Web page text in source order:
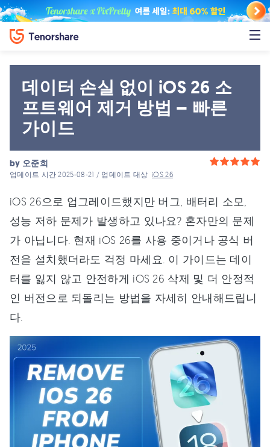
데이터 손실 없이 iOS 26 소
프트웨어 제거 방법 – 빠른
가이드
by 오준희
업데이트 시간 2025-08-21 / 업데이트 대상iOS 26
iOS 26으로 업그레이드했지만 버그, 배터리 소모,
성능 저하 문제가 발생하고 있나요? 혼자만의 문제
가 아닙니다. 현재 iOS 26를 사용 중이거나 공식 버
전을 설치했더라도 걱정 마세요. 이 가이드는 데이
터를 잃지 않고 안전하게 iOS 26 삭제 및 더 안정적
인 버전으로 되돌리는 방법을 자세히 안내해드립니
다.